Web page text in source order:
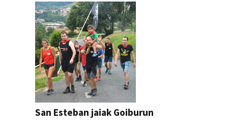
San Esteban jaiak Goiburun